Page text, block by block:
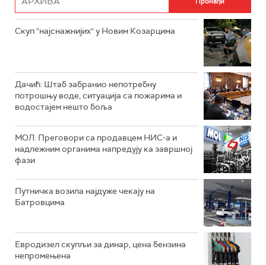
Скуп "најснажнијих" у Новим Козарцима
Дачић: Штаб забранио непотребну
потрошњу воде, ситуација са пожарима и
водостајем нешто боља
МОЛ: Преговори са продавцем НИС-а и
надлежним органима напредују ка завршној
фази
Путничка возила најдуже чекају на
Батровцима
Евродизел скупљи за динар, цена бензина
непромењена